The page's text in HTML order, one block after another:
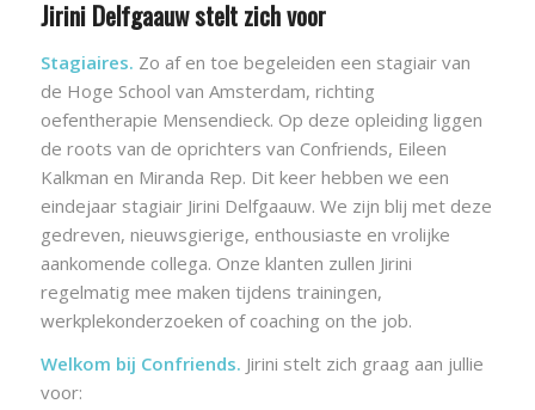
Jirini Delfgaauw stelt zich voor
Stagiaires. Zo af en toe begeleiden een stagiair van
de Hoge School van Amsterdam, richting
oefentherapie Mensendieck. Op deze opleiding liggen
de roots van de oprichters van Confriends, Eileen
Kalkman en Miranda Rep. Dit keer hebben we een
eindejaar stagiair Jirini Delfgaauw. We zijn blij met deze
gedreven, nieuwsgierige, enthousiaste en vrolijke
aankomende collega. Onze klanten zullen Jirini
regelmatig mee maken tijdens trainingen,
werkplekonderzoeken of coaching on the job.
Welkom bij Confriends. Jirini stelt zich graag aan jullie
voor: